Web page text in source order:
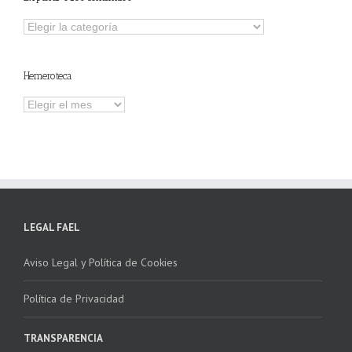
Explorar
Hemeroteca
Hemeroteca
LEGAL FAEL
Aviso Legal y Política de Cookies
Política de Privacidad
TRANSPARENCIA